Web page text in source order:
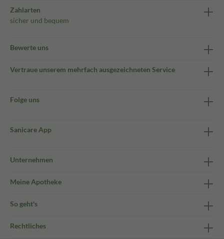
Zahlarten
sicher und bequem
Bewerte uns
Vertraue unserem mehrfach ausgezeichneten Service
Folge uns
Sanicare App
Unternehmen
Meine Apotheke
So geht's
Rechtliches